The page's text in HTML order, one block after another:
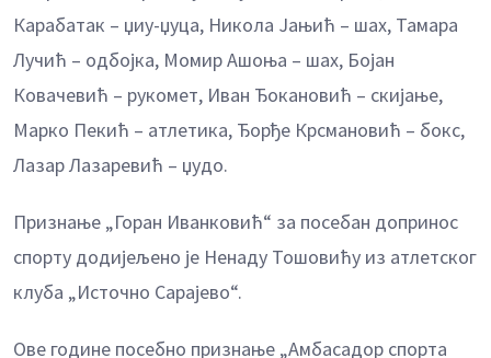
Карабатак – џиу-џуца, Никола Јањић – шах, Тамара
Лучић – одбојка, Момир Ашоња – шах, Бојан
Ковачевић – рукомет, Иван Ђокановић – скијање,
Марко Пекић – атлетика, Ђорђе Крсмановић – бокс,
Лазар Лазаревић – џудо.
Признање „Горан Иванковић“ за посебан допринос
спорту додијељено је Ненаду Тошовићу из атлетског
клуба „Источно Сарајево“.
Ове године посебно признање „Амбасадор спорта